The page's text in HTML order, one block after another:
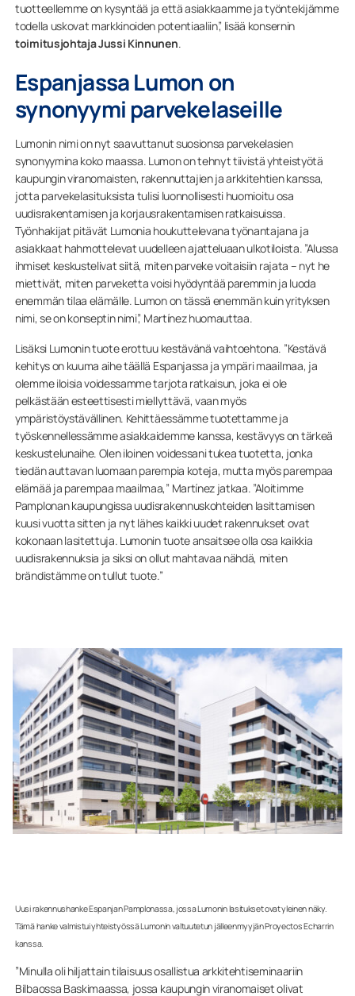
tuotteellemme on kysyntää ja että asiakkaamme ja työntekijämme
todella uskovat markkinoiden potentiaaliin”, lisää konsernin
toimitusjohtaja Jussi Kinnunen.
Espanjassa Lumon on
synonyymi parvekelaseille
Lumonin nimi on nyt saavuttanut suosionsa parvekelasien
synonyymina koko maassa. Lumon on tehnyt tiivistä yhteistyötä
kaupungin viranomaisten, rakennuttajien ja arkkitehtien kanssa,
jotta parvekelasituksista tulisi luonnollisesti huomioitu osa
uudisrakentamisen ja korjausrakentamisen ratkaisuissa.
Työnhakijat pitävät Lumonia houkuttelevana työnantajana ja
asiakkaat hahmottelevat uudelleen ajatteluaan ulkotiloista. ”Alussa
ihmiset keskustelivat siitä, miten parveke voitaisiin rajata – nyt he
miettivät, miten parveketta voisi hyödyntää paremmin ja luoda
enemmän tilaa elämälle. Lumon on tässä enemmän kuin yrityksen
nimi, se on konseptin nimi”, Martínez huomauttaa.
Lisäksi Lumonin tuote erottuu kestävänä vaihtoehtona. ”Kestävä
kehitys on kuuma aihe täällä Espanjassa ja ympäri maailmaa, ja
olemme iloisia voidessamme tarjota ratkaisun, joka ei ole
pelkästään esteettisesti miellyttävä, vaan myös
ympäristöystävällinen. Kehittäessämme tuotettamme ja
työskennellessämme asiakkaidemme kanssa, kestävyys on tärkeä
keskustelunaihe. Olen iloinen voidessani tukea tuotetta, jonka
tiedän auttavan luomaan parempia koteja, mutta myös parempaa
elämää ja parempaa maailmaa,” Martínez jatkaa. ”Aloitimme
Pamplonan kaupungissa uudisrakennuskohteiden lasittamisen
kuusi vuotta sitten ja nyt lähes kaikki uudet rakennukset ovat
kokonaan lasitettuja. Lumonin tuote ansaitsee olla osa kaikkia
uudisrakennuksia ja siksi on ollut mahtavaa nähdä, miten
brändistämme on tullut tuote.”
Uusi rakennushanke Espanjan Pamplonassa, jossa Lumonin lasitukset ovat yleinen näky.
Tämä hanke valmistui yhteistyössä Lumonin valtuutetun jälleenmyyjän Proyectos Echarrin
kanssa.
”Minulla oli hiljattain tilaisuus osallistua arkkitehtiseminaariin
Bilbaossa Baskimaassa, jossa kaupungin viranomaiset olivat